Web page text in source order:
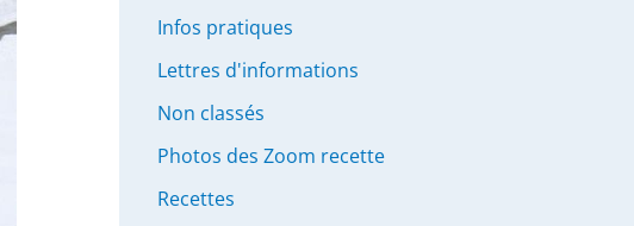
Infos pratiques
Lettres d'informations
Non classés
Photos des Zoom recette
Recettes